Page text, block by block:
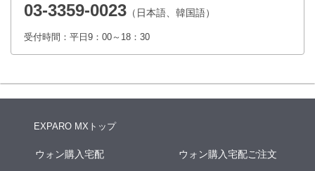
回答ができない場合がございます。
本人が容易に認識できない方法による個人情報の取得
クッキーやWebビーコン等を用いるなどして、本人が容易に認識でき
03-3359-0023 （日本語、韓国語）
受付時間：平日9：00～18：30
EXPARO MXトップ
ウォン購入宅配 ウォン購入宅配ご注文